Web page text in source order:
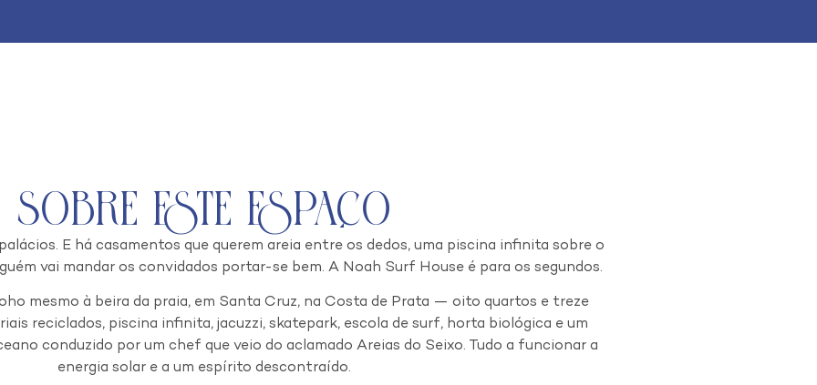
Sobre este espaço
E há casamentos que querem areia entre os dedos, uma piscina infinita sobre o
vai mandar os convidados portar-se bem. A Noah Surf House é para os segundos.
mesmo à beira da praia, em Santa Cruz, na Costa de Prata — oito quartos e treze
reciclados, piscina infinita, jacuzzi, skatepark, escola de surf, horta biológica e um
conduzido por um chef que veio do aclamado Areias do Seixo. Tudo a funcionar a
energia solar e a um espírito descontraído.